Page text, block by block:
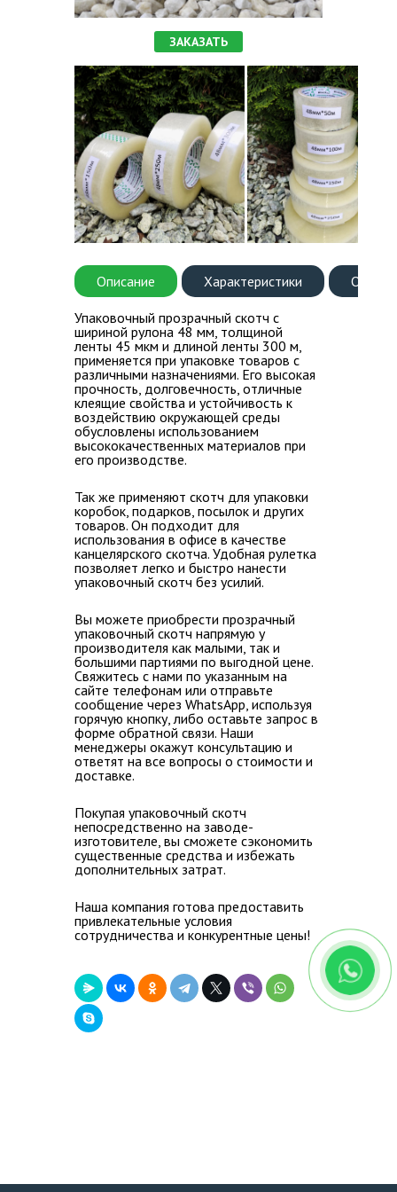
ВОПРОС-ОТВЕТ
КОНТАКТЫ
ЗАКАЗАТЬ
Описание Характеристики Оплата
Упаковочный прозрачный скотч с
шириной рулона 48 мм, толщиной
ленты 45 мкм и длиной ленты 300 м,
применяется при упаковке товаров с
различными назначениями. Его высокая
прочность, долговечность, отличные
клеящие свойства и устойчивость к
воздействию окружающей среды
обусловлены использованием
высококачественных материалов при
его производстве.
Так же применяют скотч для упаковки
коробок, подарков, посылок и других
товаров. Он подходит для
использования в офисе в качестве
канцелярского скотча. Удобная рулетка
позволяет легко и быстро нанести
упаковочный скотч без усилий.
Вы можете приобрести прозрачный
упаковочный скотч напрямую у
производителя как малыми, так и
большими партиями по выгодной цене.
Свяжитесь с нами по указанным на
сайте телефонам или отправьте
сообщение через WhatsApp, используя
горячую кнопку, либо оставьте запрос в
форме обратной связи. Наши
менеджеры окажут консультацию и
ответят на все вопросы о стоимости и
доставке.
Покупая упаковочный скотч
непосредственно на заводе-
изготовителе, вы сможете сэкономить
существенные средства и избежать
дополнительных затрат.
Наша компания готова предоставить
привлекательные условия
сотрудничества и конкурентные цены!